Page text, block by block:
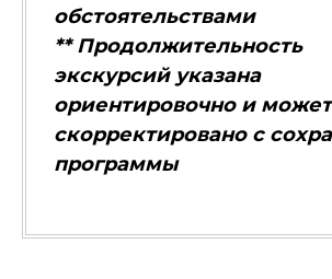
обстоятельствами
** Продолжительность
экскурсий указана
ориентировочно и
скорректировано с
программы